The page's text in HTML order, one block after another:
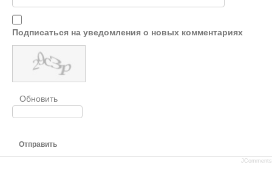
Подписаться на уведомления о новых комментариях
Обновить
Отправить
JComments